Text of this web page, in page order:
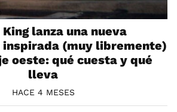
lanza una nueva
inspirada (muy libremente)
oeste: qué cuesta y qué
lleva
HACE 4 MESES